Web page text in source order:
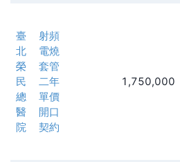
臺
北
榮
民
總
醫
院
射頻
電燒
套管
二年
單價
開口
契約
1,750,000